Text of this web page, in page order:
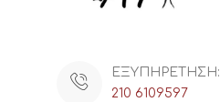
ΕΞΥΠΗΡΕΤΗΣΗ:
210 6109597